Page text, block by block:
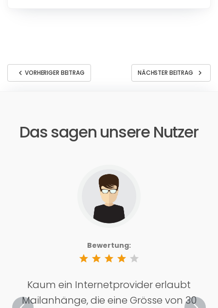
chevron_left VORHERIGER BEITRAG NÄCHSTER BEITRAG chevron_right
Das sagen unsere Nutzer
Bewertung:
star star star star star
Kaum ein Internetprovider erlaubt
Mailanhänge, die eine Grösse von 30